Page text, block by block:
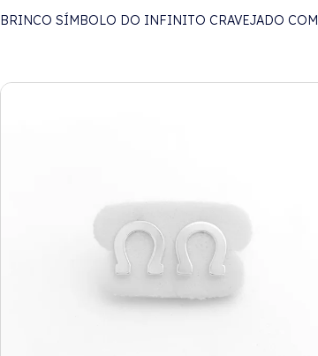
BRINCO SÍMBOLO DO INFINITO CRAVEJADO COM